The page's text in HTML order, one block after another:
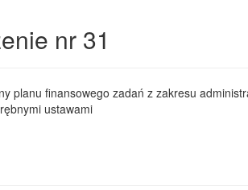
nr 31
planu finansowego zadań z zakresu
ustawami